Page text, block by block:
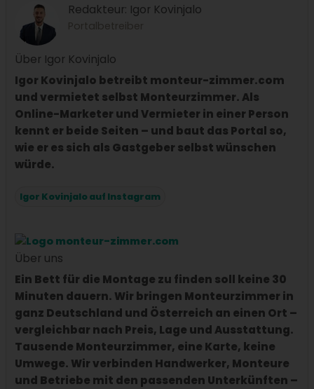
Redakteur: Igor Kovinjalo
Portalbetreiber
Über Igor Kovinjalo
Igor Kovinjalo betreibt monteur-zimmer.com
und vermietet selbst Monteurzimmer. Als
Online-Marketer und Vermieter in einer Person
kennt er beide Seiten – und baut das Portal so,
wie er es sich als Gastgeber selbst wünschen
würde.
Igor Kovinjalo auf Instagram
Über uns
Ein Bett für die Montage zu finden soll keine 30
Minuten dauern. Wir bringen Monteurzimmer in
ganz Deutschland und Österreich an einen Ort –
vergleichbar nach Preis, Lage und Ausstattung.
Tausende Monteurzimmer, eine Karte, keine
Umwege. Wir verbinden Handwerker, Monteure
und Betriebe mit den passenden Unterkünften –